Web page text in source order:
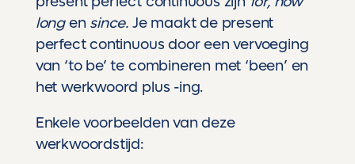
longen since. Je maakt de present
perfect continuous door een vervoeging
van ‘to be’ te combineren met ‘been’ en
het werkwoord plus -ing.
Enkele voorbeelden van deze
werkwoordstijd: